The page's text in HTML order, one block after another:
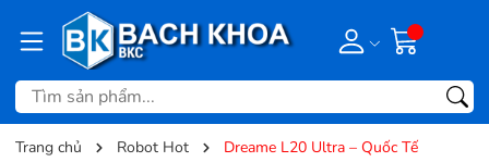
Trang chủ Robot Hot Dreame L20 Ultra – Quốc Tế